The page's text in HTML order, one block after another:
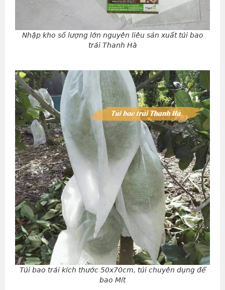
Nhập kho số lượng lớn nguyên liêu sản xuất túi bao
trái Thanh Hà
Túi bao trái kích thước 50x70cm, túi chuyên dụng để
bao Mít